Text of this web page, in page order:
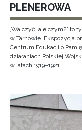
PLENEROWA
„Walczyć, ale czym?” to
w Tarnowie. Ekspozycja
Centrum Edukacji o
działaniach Polskiej
w latach 1919–1921.